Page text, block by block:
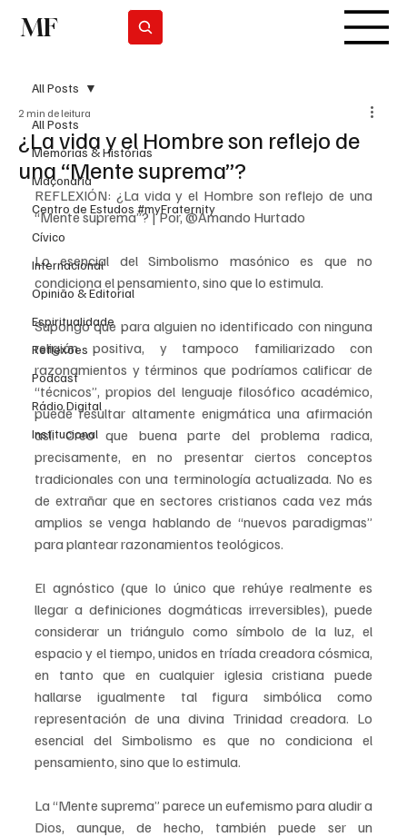
MF
All Posts
Memórias & Histórias
Maçonaria
Centro de Estudos #myFraternity
Cívico
Internacional
Opinião & Editorial
Espiritualidade
Reflexões
Podcast
Rádio Digital
Institucional
All Posts
¿La vida y el Hombre son reflejo de
una “Mente suprema”?
2 min de leitura
REFLEXIÓN: ¿La vida y el Hombre son reflejo de una
“Mente suprema”? | Por, @Amando Hurtado
Lo esencial del Simbolismo masónico es que no
condiciona el pensamiento, sino que lo estimula.
Supongo que para alguien no identificado con ninguna
religión positiva, y tampoco familiarizado con
razonamientos y términos que podríamos calificar de
“técnicos”, propios del lenguaje filosófico académico,
puede resultar altamente enigmática una afirmación
así. Creo que buena parte del problema radica,
precisamente, en no presentar ciertos conceptos
tradicionales con una terminología actualizada. No es
de extrañar que en sectores cristianos cada vez más
amplios se venga hablando de “nuevos paradigmas”
para plantear razonamientos teológicos.
El agnóstico (que lo único que rehúye realmente es
llegar a definiciones dogmáticas irreversibles), puede
considerar un triángulo como símbolo de la luz, el
espacio y el tiempo, unidos en tríada creadora cósmica,
en tanto que en cualquier iglesia cristiana puede
hallarse igualmente tal figura simbólica como
representación de una divina Trinidad creadora. Lo
esencial del Simbolismo es que no condiciona el
pensamiento, sino que lo estimula.
La “Mente suprema” parece un eufemismo para aludir a
Dios, aunque, de hecho, también puede ser un